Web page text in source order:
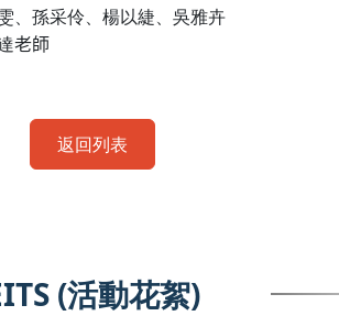
、孫采伶、楊以緁、吳雅卉
老師
返回列表
(活動花絮)